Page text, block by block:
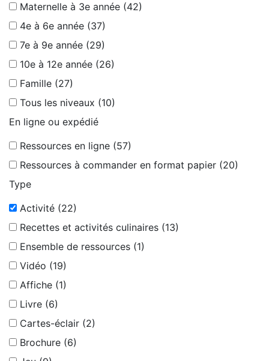
Maternelle à 3e année (42)
4e à 6e année (37)
7e à 9e année (29)
10e à 12e année (26)
Famille (27)
Tous les niveaux (10)
En ligne ou expédié
Ressources en ligne (57)
Ressources à commander en format papier (20)
Type
Activité (22)
Recettes et activités culinaires (13)
Ensemble de ressources (1)
Vidéo (19)
Affiche (1)
Livre (6)
Cartes-éclair (2)
Brochure (6)